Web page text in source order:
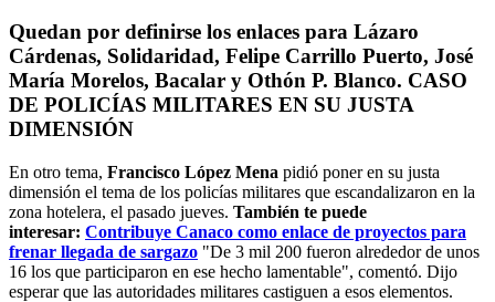
Quedan por definirse los enlaces para Lázaro
Cárdenas, Solidaridad, Felipe Carrillo Puerto, José
María Morelos, Bacalar y Othón P. Blanco. CASO
DE POLICÍAS MILITARES EN SU JUSTA
DIMENSIÓN
En otro tema, Francisco López Mena pidió poner en su justa
dimensión el tema de los policías militares que escandalizaron en la
zona hotelera, el pasado jueves. También te puede
interesar: Contribuye Canaco como enlace de proyectos para
frenar llegada de sargazo "De 3 mil 200 fueron alrededor de unos
16 los que participaron en ese hecho lamentable", comentó. Dijo
esperar que las autoridades militares castiguen a esos elementos.